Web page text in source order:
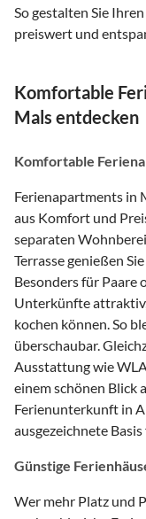
So gestalten Sie
preiswert und
Komfortable
Mals entdecken
Komfortable
Ferienapartments in
aus Komfort und
separaten
Terrasse genießen
Besonders für Paare
Unterkünfte
kochen können. So
überschaubar.
Ausstattung wie
einem schönen Blick
Ferienunterkunft in
ausgezeichnete
Günstige
Wer mehr Platz und